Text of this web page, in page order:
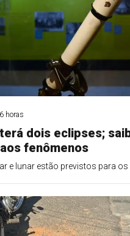
horas
dois eclipses;
fenômenos
e lunar estão previstos para os